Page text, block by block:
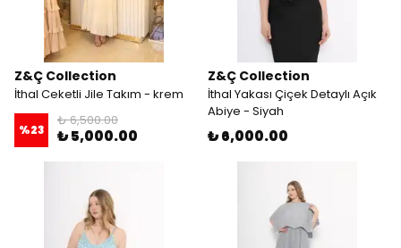
Z&Ç Collection
İthal Ceketli Jile Takım - krem
%23
₺ 6,500.00
₺ 5,000.00
Z&Ç Collection
İthal Yakası Çiçek Detaylı Açık
Abiye - Siyah
₺ 6,000.00